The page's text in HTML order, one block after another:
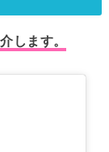
します。